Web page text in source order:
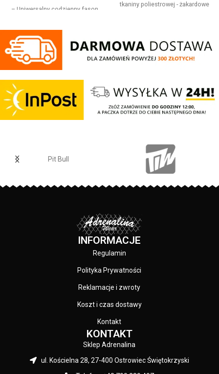
– Uniwersalny codzienny fason
przezroczystymi detalami na
krawędziach
– Efektowne błękitne cieniowane
szkła od zewnątrz
wytrzymały na uderzenia, oraz ma
właściwości antyalergiczne
– Soczewki polaryzowane TAC o
grubości ponad 1mm dodatkowo
– Szkła zapewniają 100% ochronę
świetlnych
przejrzystość oraz zapewniają
pełny komfort widzenia
– Dzięki warstwom ochronnym
szkła zachowują stabilność, nie
– Specjalna powłoka REVO o
wielowarstwowej strukturze, która
oddziaływania promieniowania
– Okulary z powłoką REVO
również precyzyjne
odwzorowanie wszystkich barw.
tkaniny poliestrowej - żakardowe
zamki z wygodnymi zawieszkami -
zamki mają możliwość
zabezpieczenia kłódkami -
bocznych kieszeniach - skład
materiału: 100% Poliester -
wymiary: 60 cm x 30 cm x 28 cm
Pit Bull
INFORMACJE
Regulamin
Polityka Prywatności
Reklamacje i zwroty
Koszt i czas dostawy
Kontakt
KONTAKT
Sklep Adrenalina
ul. Kościelna 28, 27-400 Ostrowiec Świętokrzyski